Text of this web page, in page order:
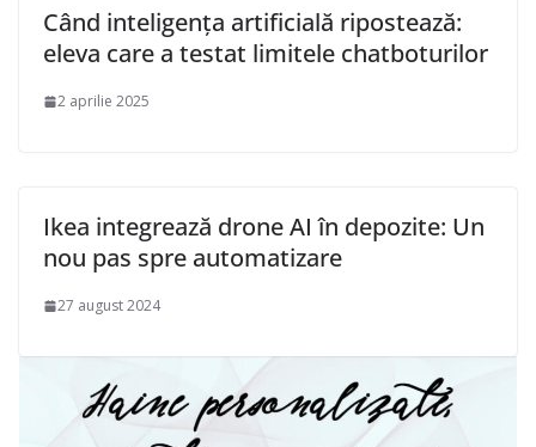
Când inteligența artificială ripostează:
eleva care a testat limitele chatboturilor
2 aprilie 2025
Ikea integrează drone AI în depozite: Un
nou pas spre automatizare
27 august 2024